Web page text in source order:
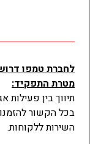
לחברת טמפו
מטרת התפקיד:
תיווך בין פעילות
בכל הקשור
השירות ללקוחות.